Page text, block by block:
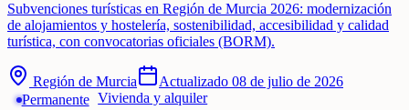
Subvenciones turísticas en Región de Murcia 2026: modernización
de alojamientos y hostelería, sostenibilidad, accesibilidad y calidad
turística, con convocatorias oficiales (BORM).
Región de Murcia Actualizado 08 de julio de 2026
Permanente Vivienda y alquiler